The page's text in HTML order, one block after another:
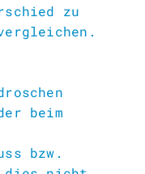
zu
beim
bzw.